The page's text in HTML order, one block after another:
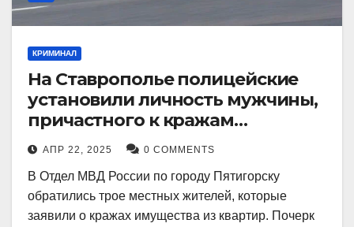
КРИМИНАЛ
На Ставрополье полицейские
установили личность мужчины,
причастного к кражам
имущества из квартир в
Пятигорске
АПР 22, 2025 0 COMMENTS
В Отдел МВД России по городу Пятигорску
обратились трое местных жителей, которые
заявили о кражах имущества из квартир. Почерк